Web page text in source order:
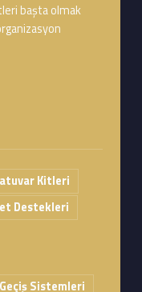
başta olmak
Kitleri
Destekleri
Sistemleri